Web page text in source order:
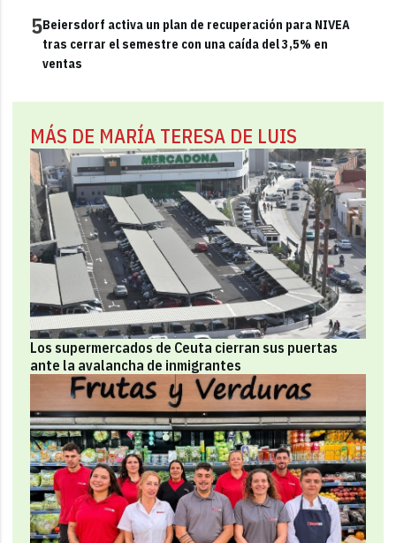
5Beiersdorf activa un plan de recuperación para NIVEA
tras cerrar el semestre con una caída del 3,5% en
ventas
MÁS DE MARÍA TERESA DE LUIS
Los supermercados de Ceuta cierran sus puertas
ante la avalancha de inmigrantes